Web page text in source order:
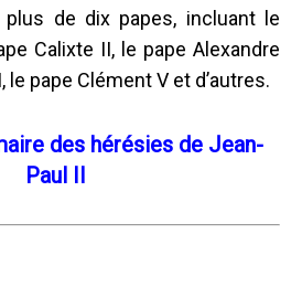
de dix papes, incluant le
Calixte II, le pape Alexandre
le pape Clément V et d’autres.
des hérésies de Jean-
Paul II